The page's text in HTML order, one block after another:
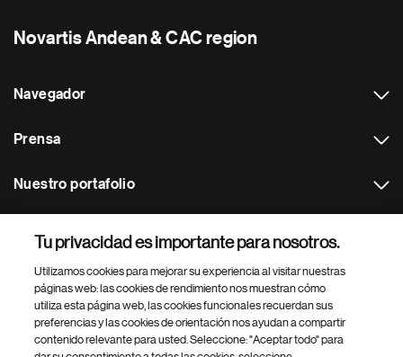
Novartis Andean & CAC region
Navegador
Prensa
Nuestro portafolio
Footer Site Search
Tu privacidad es importante para nosotros.
Utilizamos cookies para mejorar su experiencia al visitar nuestras
páginas web: las cookies de rendimiento nos muestran cómo
utiliza esta página web, las cookies funcionales recuerdan sus
preferencias y las cookies de orientación nos ayudan a compartir
contenido relevante para usted. Seleccione: "Aceptar todo" para